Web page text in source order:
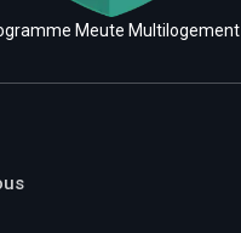
Meute Multilogement